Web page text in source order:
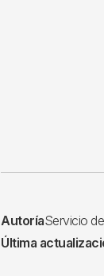
AutoríaServicio
Última